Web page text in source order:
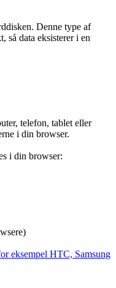
Denne type af
så data eksisterer i en
telefon, tablet eller
i din browser.
i din browser:
eksempel HTC, Samsung